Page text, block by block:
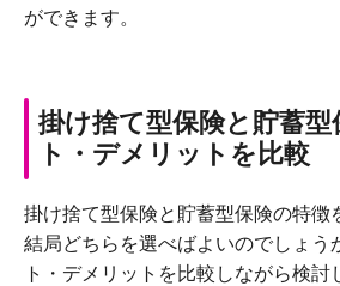
ができます。
掛け捨て型保険と貯蓄型
ト・デメリットを比較
掛け捨て型保険と貯蓄型保険の特徴
結局どちらを選べばよいのでしょう
ト・デメリットを比較しながら検討